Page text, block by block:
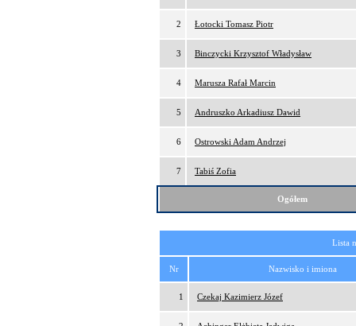
2 Łotocki Tomasz Piotr
3 Binczycki Krzysztof Władysław
4 Marusza Rafał Marcin
5 Andruszko Arkadiusz Dawid
6 Ostrowski Adam Andrzej
7 Tabiś Zofia
Ogółem
Lista
Nr Nazwisko i imiona
1 Czekaj Kazimierz Józef